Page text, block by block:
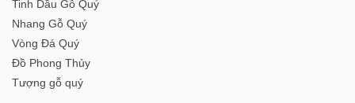
Tinh Dầu Gỗ Quý
Nhang Gỗ Quý
Vòng Đá Quý
Đồ Phong Thủy
Tượng gỗ quý